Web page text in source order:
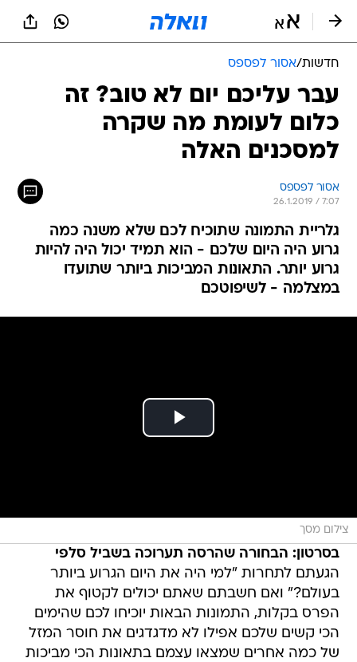
חדשות/אסור לפספס
עבר עליכם יום לא טוב? זה
כלום לעומת מה שקרה
למסכנים האלה
אסור לפספס
26.1.2019 / 7:07
גלריית התמונה שתוכיח לכם שלא משנה כמה
גרוע היה היום שלכם - הוא תמיד יכול היה להיות
גרוע יותר. התאונות המביכות ביותר שתועדו
במצלמה - לשיפוטכם
צילום מסך
בסרטון: הבחורה שהרסה תערוכה בשביל סלפי
הגעתם לתחרות "למי היה את היום הגרוע ביותר
בעולם?" ואם חשבתם שאתם יכולים לקטוף את
הפרס בקלות, התמונות הבאות יוכיחו לכם שהימים
הכי קשים שלכם אפילו לא מדגדגים את חוסר המזל
של כמה אחרים שמצאו עצמם בתאונות הכי מביכות